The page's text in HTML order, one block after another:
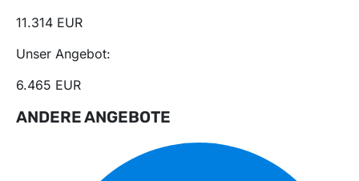
11.314 EUR
Unser Angebot:
6.465 EUR
ANDERE ANGEBOTE